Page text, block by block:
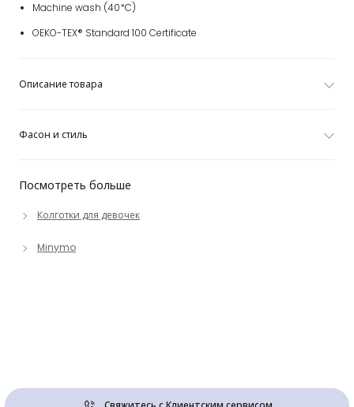
Посмотреть больше
Колготки для девочек
Minymo
Machine wash (40*C)
OEKO-TEX® Standard 100 Certificate
Описание товара
Фасон и стиль